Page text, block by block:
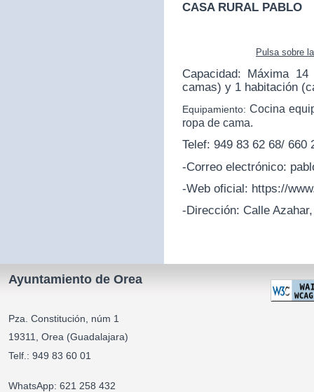
CASA RURAL PABLO
Pulsa sobre
Capacidad: Máxima
camas) y 1 habitación
Equipamiento: Cocina
ropa de cama.
Telef: 949 83 62 68/ 660
-Correo electrónico:
-Web oficial: https://
-Dirección: Calle
Ayuntamiento de Orea
Pza. Constitución, núm 1
19311, Orea (Guadalajara)
Telf.: 949 83 60 01
WhatsApp: 621 258 432